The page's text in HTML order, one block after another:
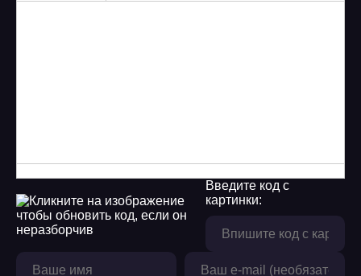
Введите код с
картинки: